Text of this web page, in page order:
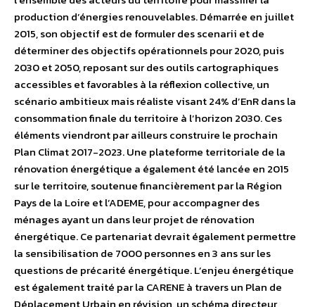
production d’énergies renouvelables. Démarrée en juillet
2015, son objectif est de formuler des scenarii et de
déterminer des objectifs opérationnels pour 2020, puis
2030 et 2050, reposant sur des outils cartographiques
accessibles et favorables à la réflexion collective, un
scénario ambitieux mais réaliste visant 24% d’EnR dans la
consommation finale du territoire à l’horizon 2030. Ces
éléments viendront par ailleurs construire le prochain
Plan Climat 2017-2023. Une plateforme territoriale de la
rénovation énergétique a également été lancée en 2015
sur le territoire, soutenue financièrement par la Région
Pays de la Loire et l’ADEME, pour accompagner des
ménages ayant un dans leur projet de rénovation
énergétique. Ce partenariat devrait également permettre
la sensibilisation de 7000 personnes en 3 ans sur les
questions de précarité énergétique. L’enjeu énergétique
est également traité par la CARENE à travers un Plan de